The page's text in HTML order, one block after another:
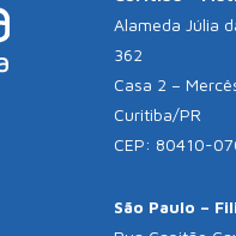
Alameda Júlia
362
Casa 2 –
Curitiba/PR
CEP: 80410-
São Paulo –